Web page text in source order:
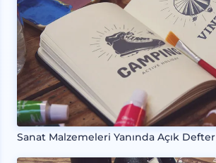
Sanat Malzemeleri Yanında Açık Defter